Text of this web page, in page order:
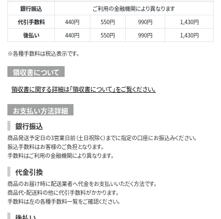
銀行振込
ご利用の金融機関により異なります
代引手数料
440円 550円 990円
1,430円
後払い
440円 550円 990円 1,430円
※各種手数料は税込表示です。
領収書について
領収書に関する詳細は「領収書について」をご覧ください。
お支払い方法詳細
銀行振込
商品発送予定日の3営業日前（土日祝除く）までに指定の口座にお振込みください。
振込手数料はお客様のご負担となります。
手数料はご利用の金融機関により異なります。
代金引換
商品のお届け時に配送業者へ代金をお支払いいただく方法です。
商品代・配送料の他に代引手数料がかかります。
手数料は左の各種手数料一覧をご確認ください。